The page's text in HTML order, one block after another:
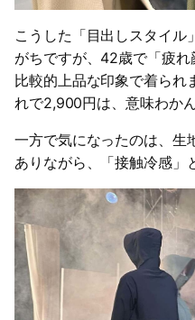
こうした「目出しスタイル
がちですが、42歳で「疲れ
比較的上品な印象で着られ
れで2,900円は、意味わか
一方で気になったのは、生
ありながら、「接触冷感」